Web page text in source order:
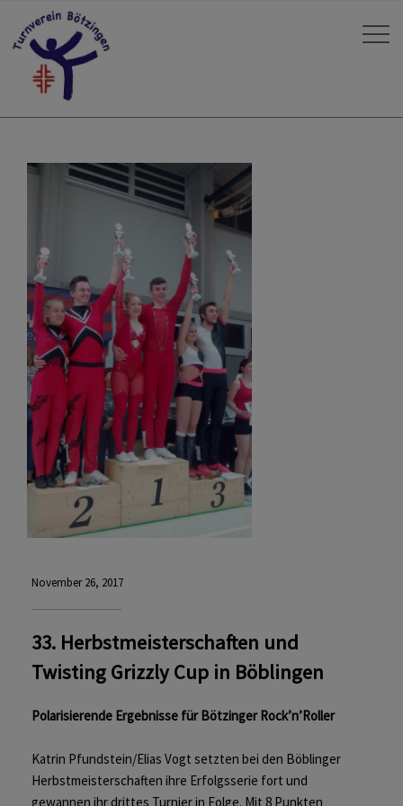
November 26, 2017
33. Herbstmeisterschaften und
Twisting Grizzly Cup in Böblingen
Polarisierende Ergebnisse für Bötzinger Rock’n’Roller
Katrin Pfundstein/Elias Vogt setzten bei den Böblinger
Herbstmeisterschaften ihre Erfolgsserie fort und
gewannen ihr drittes Turnier in Folge. Mit 8 Punkten